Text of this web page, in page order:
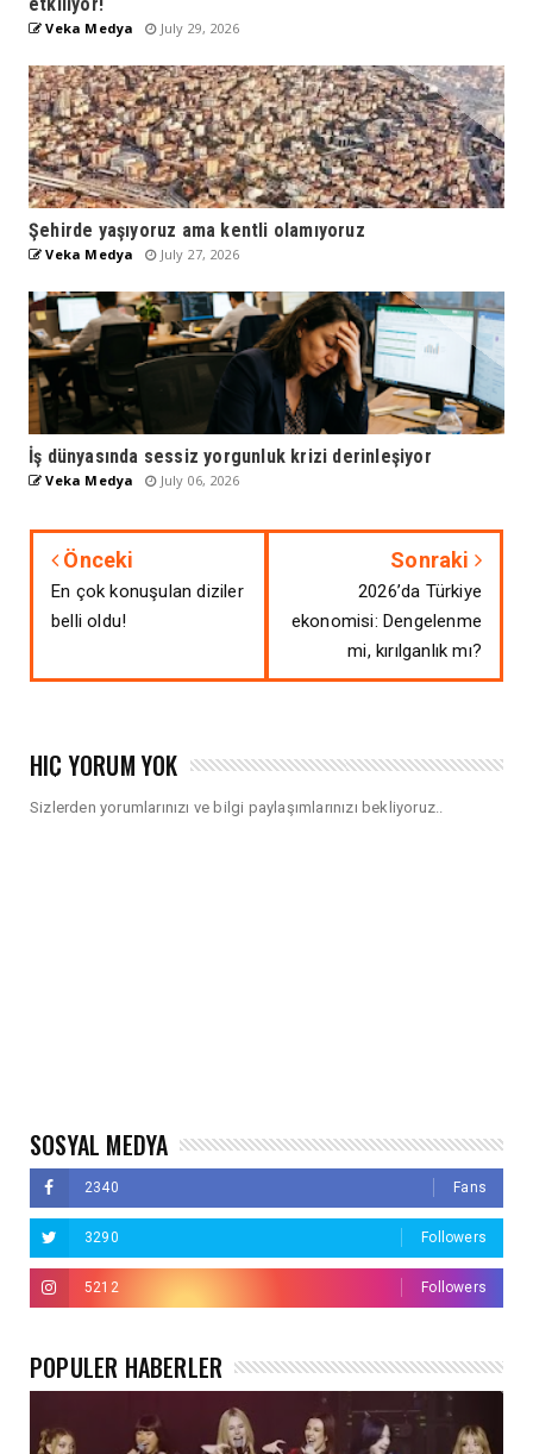
Veka Medya July 29, 2026
Şehirde yaşıyoruz ama kentli olamıyoruz
Veka Medya July 27, 2026
İş dünyasında sessiz yorgunluk krizi derinleşiyor
Veka Medya July 06, 2026
Önceki
En çok konuşulan diziler
belli oldu!
Sonraki
2026’da Türkiye
ekonomisi: Dengelenme
mi, kırılganlık mı?
HIÇ YORUM YOK
Sizlerden yorumlarınızı ve bilgi paylaşımlarınızı bekliyoruz..
SOSYAL MEDYA
2340 Fans
3290 Followers
5212 Followers
POPÜLER HABERLER